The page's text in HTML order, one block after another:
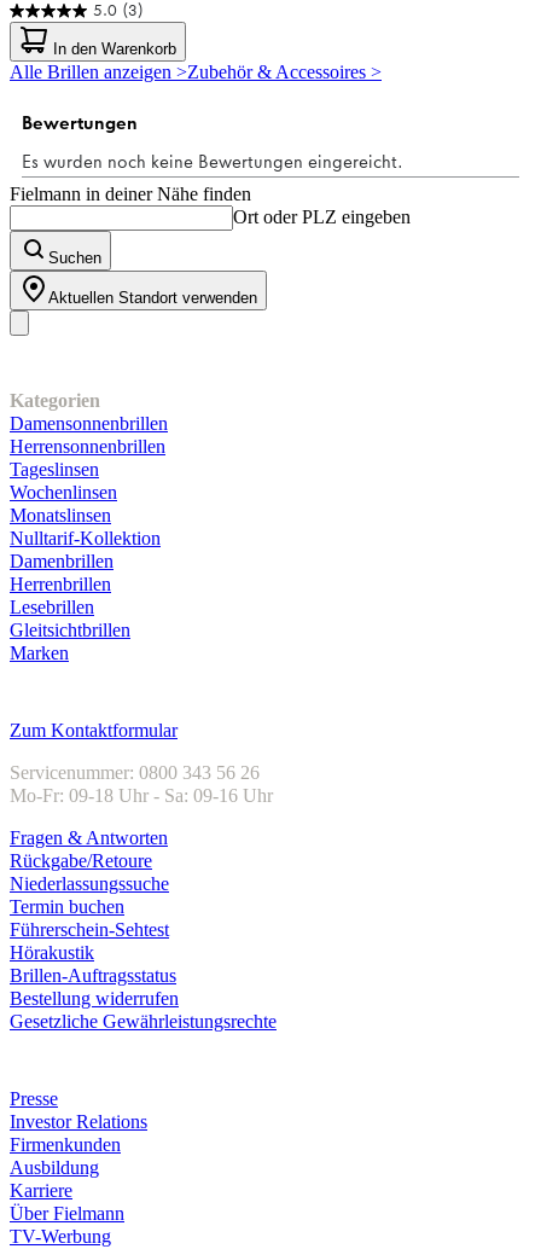
5.0 (3)
5.0
von
5
Sternen.
Bewertungen
In den Warenkorb
Alle Brillen anzeigen >Zubehör & Accessoires >
Fielmann in deiner Nähe finden
Ort oder PLZ eingeben
Suchen
Aktuellen Standort verwenden
Kategorien
Damensonnenbrillen
Herrensonnenbrillen
Tageslinsen
Wochenlinsen
Monatslinsen
Nulltarif-Kollektion
Damenbrillen
Herrenbrillen
Lesebrillen
Gleitsichtbrillen
Marken
Zum Kontaktformular
Servicenummer: 0800 343 56 26
Mo-Fr: 09-18 Uhr - Sa: 09-16 Uhr
Fragen & Antworten
Rückgabe/Retoure
Niederlassungssuche
Termin buchen
Führerschein-Sehtest
Hörakustik
Brillen-Auftragsstatus
Bestellung widerrufen
Gesetzliche Gewährleistungsrechte
Presse
Investor Relations
Firmenkunden
Ausbildung
Karriere
Über Fielmann
TV-Werbung